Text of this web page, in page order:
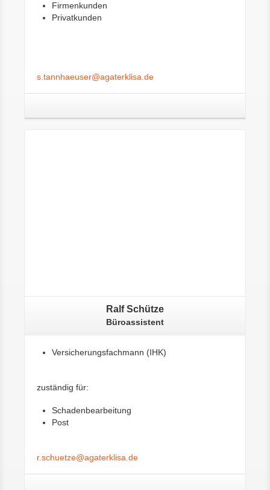
Firmenkunden
Privatkunden
s.tannhaeuser@agaterklisa.de
Ralf Schütze
Büroassistent
Versicherungsfachmann (IHK)
zuständig für:
Schadenbearbeitung
Post
r.schuetze@agaterklisa.de